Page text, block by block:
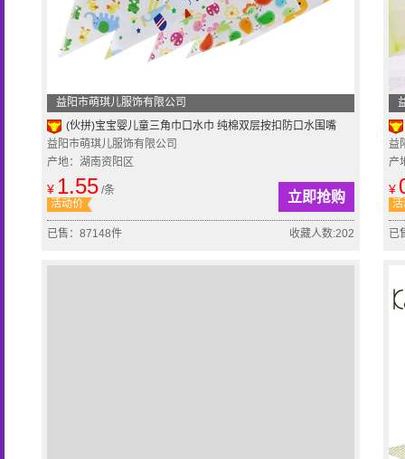
益阳市萌琪儿服饰有限公司
(伙拼)宝宝婴儿童三角巾口水巾 纯棉双层按扣防口水围嘴
益阳市萌琪儿服饰有限公司
产地：湖南资阳区
¥ 1.55 /条
活动价
立即抢购
已售：87148件 收藏人数:202
益
产
¥
已